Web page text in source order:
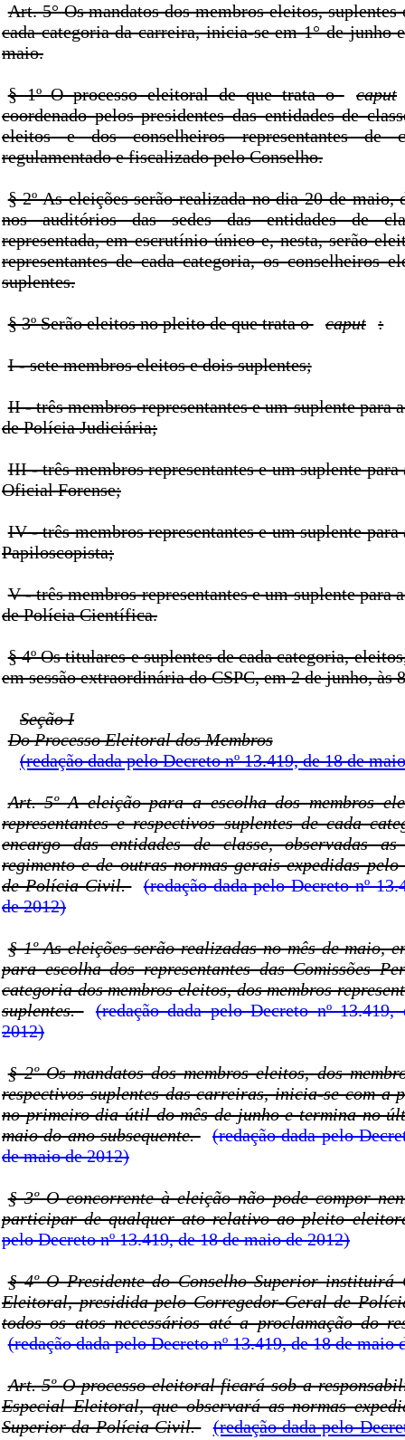
Art. 5° Os mandatos dos membros eleitos, suplentes
cada categoria da carreira, inicia-se em 1° de junho
maio.
§ 1º O processo eleitoral de que trata o
caput
coordenado pelos presidentes das entidades de
eleitos e dos conselheiros representantes de
regulamentado e fiscalizado pelo Conselho.
§ 2º As eleições serão realizada no dia 20 de maio,
nos auditórios das sedes das entidades de
representada, em escrutínio único e, nesta, serão
representantes de cada categoria, os conselheiros
suplentes.
§ 3º Serão eleitos no pleito de que trata o caput :
I - sete membros eleitos e dois suplentes;
II - três membros representantes e um suplente para
de Polícia Judiciária;
III - três membros representantes e um suplente
Oficial Forense;
IV - três membros representantes e um suplente
Papiloscopista;
V - três membros representantes e um suplente para
de Polícia Científica.
§ 4º Os titulares e suplentes de cada categoria,
em sessão extraordinária do CSPC, em 2 de junho, às
Seção I
Do Processo Eleitoral dos Membros
(redação dada pelo Decreto nº 13.419, de 18 de
Art. 5º A eleição para a escolha dos membros
representantes e respectivos suplentes de cada
encargo das entidades de classe, observadas as
regimento e de outras normas gerais expedidas
de Polícia Civil.
(redação dada pelo Decreto nº
de 2012)
§ 1º As eleições serão realizadas no mês de maio,
para escolha dos representantes das Comissões
categoria dos membros eleitos, dos membros
suplentes.
(redação dada pelo Decreto nº
2012)
§ 2º Os mandatos dos membros eleitos, dos
respectivos suplentes das carreiras, inicia-se com a
no primeiro dia útil do mês de junho e termina no
maio do ano subsequente.
(redação dada pelo
de maio de 2012)
§ 3º O concorrente à eleição não pode compor
participar de qualquer ato relativo ao pleito
pelo Decreto nº 13.419, de 18 de maio de 2012)
§ 4º O Presidente do Conselho Superior instituirá
Eleitoral, presidida pelo Corregedor-Geral de
todos os atos necessários até a proclamação do
(redação dada pelo Decreto nº 13.419, de 18 de maio
Art. 5º O processo eleitoral ficará sob a
Especial Eleitoral, que observará as normas
Superior da Polícia Civil.
(redação dada pelo